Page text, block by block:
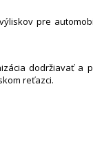
pre
dodržiavať
reťazci.